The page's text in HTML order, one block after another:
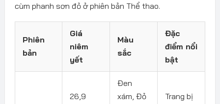
cùm phanh sơn đỏ ở phiên bản Thể thao.
Phiên
bản
Giá
niêm
yết
Màu
sắc
Đặc
điểm nổi
bật
26,9
Đen
xám, Đỏ
Trang bị